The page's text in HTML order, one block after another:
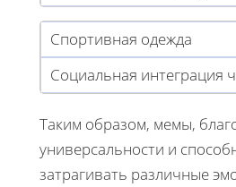
Спортивная одежда
Социальная интеграция
Таким образом, мемы,
универсальности и
затрагивать различные